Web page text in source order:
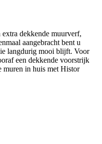
dekkende muurverf,
aangebracht bent u
langdurig mooi blijft. Voor
een dekkende voorstrijk
in huis met Histor